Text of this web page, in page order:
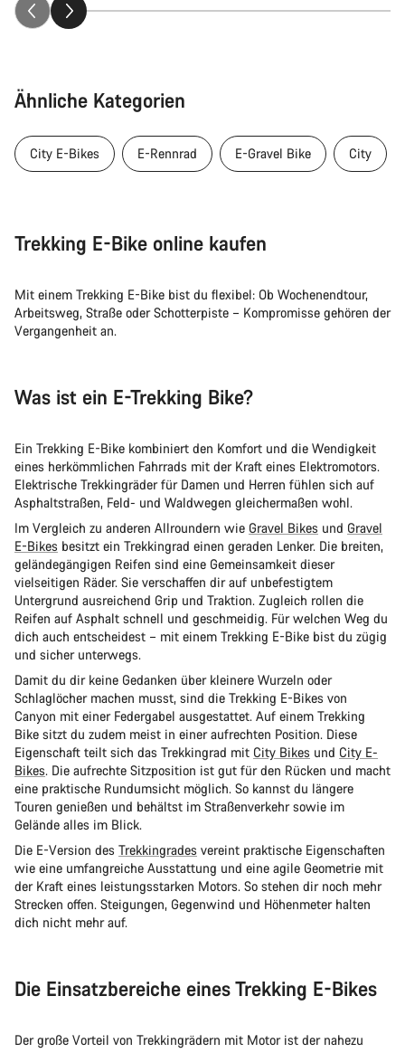
Ähnliche Kategorien
City E-Bikes E-Rennrad E-Gravel Bike City
Trekking E-Bike online kaufen
Mit einem Trekking E-Bike bist du flexibel: Ob Wochenendtour,
Arbeitsweg, Straße oder Schotterpiste – Kompromisse gehören der
Vergangenheit an.
Was ist ein E-Trekking Bike?
Ein Trekking E-Bike kombiniert den Komfort und die Wendigkeit
eines herkömmlichen Fahrrads mit der Kraft eines Elektromotors.
Elektrische Trekkingräder für Damen und Herren fühlen sich auf
Asphaltstraßen, Feld- und Waldwegen gleichermaßen wohl.
Im Vergleich zu anderen Allroundern wie Gravel Bikes und Gravel
E-Bikes besitzt ein Trekkingrad einen geraden Lenker. Die breiten,
geländegängigen Reifen sind eine Gemeinsamkeit dieser
vielseitigen Räder. Sie verschaffen dir auf unbefestigtem
Untergrund ausreichend Grip und Traktion. Zugleich rollen die
Reifen auf Asphalt schnell und geschmeidig. Für welchen Weg du
dich auch entscheidest – mit einem Trekking E-Bike bist du zügig
und sicher unterwegs.
Damit du dir keine Gedanken über kleinere Wurzeln oder
Schlaglöcher machen musst, sind die Trekking E-Bikes von
Canyon mit einer Federgabel ausgestattet. Auf einem Trekking
Bike sitzt du zudem meist in einer aufrechten Position. Diese
Eigenschaft teilt sich das Trekkingrad mit City Bikes und City E-
Bikes. Die aufrechte Sitzposition ist gut für den Rücken und macht
eine praktische Rundumsicht möglich. So kannst du längere
Touren genießen und behältst im Straßenverkehr sowie im
Gelände alles im Blick.
Die E-Version des Trekkingrades vereint praktische Eigenschaften
wie eine umfangreiche Ausstattung und eine agile Geometrie mit
der Kraft eines leistungsstarken Motors. So stehen dir noch mehr
Strecken offen. Steigungen, Gegenwind und Höhenmeter halten
dich nicht mehr auf.
Die Einsatzbereiche eines Trekking E-Bikes
Der große Vorteil von Trekkingrädern mit Motor ist der nahezu